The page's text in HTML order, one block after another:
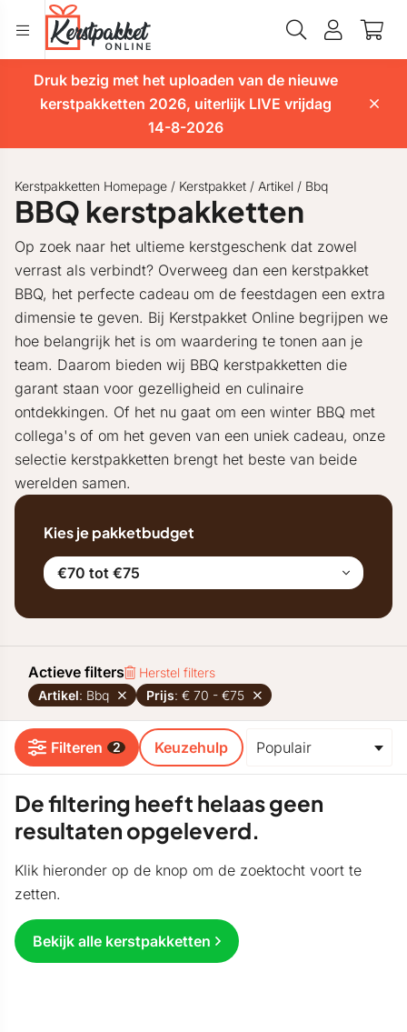
Druk bezig met het uploaden van de nieuwe
kerstpakketten 2026, uiterlijk LIVE vrijdag
14-8-2026
Kerstpakketten Homepage / Kerstpakket / Artikel / Bbq
BBQ kerstpakketten
Op zoek naar het ultieme kerstgeschenk dat zowel
verrast als verbindt? Overweeg dan een kerstpakket
BBQ, het perfecte cadeau om de feestdagen een extra
dimensie te geven. Bij Kerstpakket Online begrijpen we
hoe belangrijk het is om waardering te tonen aan je
team. Daarom bieden wij BBQ kerstpakketten die
garant staan voor gezelligheid en culinaire
ontdekkingen. Of het nu gaat om een winter BBQ met
collega's of om het geven van een uniek cadeau, onze
selectie kerstpakketten brengt het beste van beide
werelden samen.
Kies je pakketbudget
€70 tot €75
Actieve filters
Herstel filters
Artikel: Bbq Prijs: € 70 - €75
Filteren 2 Keuzehulp
De filtering heeft helaas geen
resultaten opgeleverd.
Klik hieronder op de knop om de zoektocht voort te
zetten.
Bekijk alle kerstpakketten